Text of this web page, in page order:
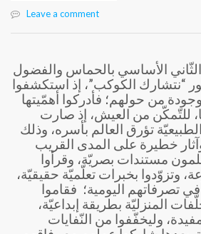
Leave a comment
الأساسي بالحماس والفضول
“نتشارك الكوكب”، إذ استكشفوا
من حولهم؛ فأدركوا أهمّيتها
للتّمكّن من العيش، إذ صارت
تؤرق العالم بأسره، وذلك
خطيرة على المدى القريب
مستندات بصريّة، وقرأوا
وتزوّدوا بخبرات تعلّميّة حقيقيّة،
تصرفاتهم اليومية؛ فقاموا
المنزليّة بطريقة إبداعيّة،
وليخفّفوا من النّفايات